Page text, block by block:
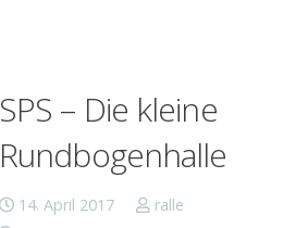
SPS – Die kleine
Rundbogenhalle
14. April 2017
ralle